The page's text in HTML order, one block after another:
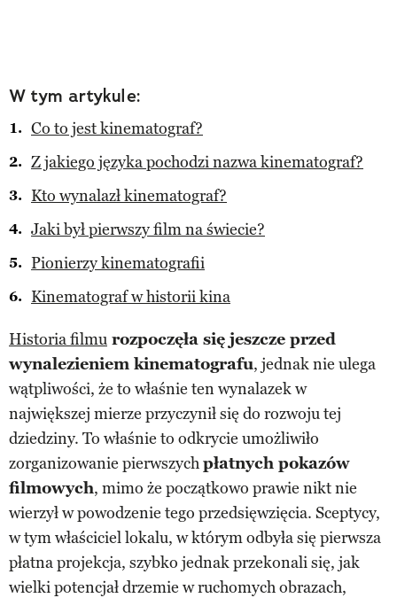
W tym artykule:
Co to jest kinematograf?
Z jakiego języka pochodzi nazwa kinematograf?
Kto wynalazł kinematograf?
Jaki był pierwszy film na świecie?
Pionierzy kinematografii
Kinematograf w historii kina
Historia filmu rozpoczęła się jeszcze przed
wynalezieniem kinematografu, jednak nie ulega
wątpliwości, że to właśnie ten wynalazek w
największej mierze przyczynił się do rozwoju tej
dziedziny. To właśnie to odkrycie umożliwiło
zorganizowanie pierwszychpłatnych pokazów
filmowych, mimo że początkowo prawie nikt nie
wierzył w powodzenie tego przedsięwzięcia. Sceptycy,
w tym właściciel lokalu, w którym odbyła się pierwsza
płatna projekcja, szybko jednak przekonali się, jak
wielki potencjał drzemie w ruchomych obrazach,